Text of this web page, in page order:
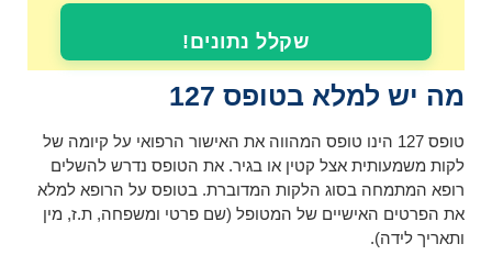
שקלל נתונים!
מה יש למלא בטופס 127
טופס 127 הינו טופס המהווה את האישור הרפואי על קיומה של
לקות משמעותית אצל קטין או בגיר. את הטופס נדרש להשלים
רופא המתמחה בסוג הלקות המדוברת. בטופס על הרופא למלא
את הפרטים האישיים של המטופל (שם פרטי ומשפחה, ת.ז, מין
ותאריך לידה).